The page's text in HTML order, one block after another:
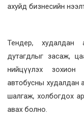
ахуйд бизнесийн
Тендер, худалдан
дутагдлыг засаж,
нийцүүлэх зохион
автобусны худалдан
шалгаж, холбогдох
авах болно.